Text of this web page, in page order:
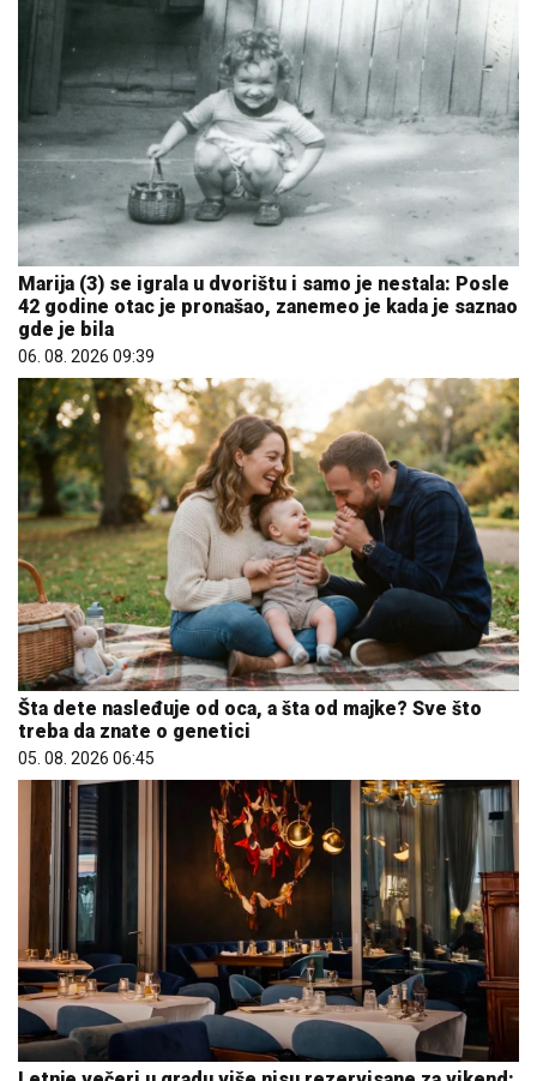
Marija (3) se igrala u dvorištu i samo je nestala: Posle
42 godine otac je pronašao, zanemeo je kada je saznao
gde je bila
06. 08. 2026 09:39
Šta dete nasleđuje od oca, a šta od majke? Sve što
treba da znate o genetici
05. 08. 2026 06:45